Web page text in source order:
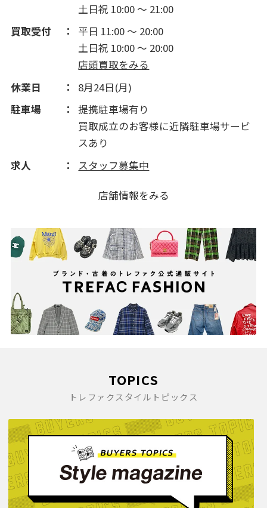
土日祝 10:00 ～ 21:00
買取受付
平日 11:00 ～ 20:00
土日祝 10:00 ～ 20:00
店頭買取をみる
休業日
8月24日(月)
駐車場
提携駐車場有り
買取成立のお客様に近隣駐車場サービ
スあり
求人
スタッフ募集中
店舗情報をみる
TOPICS
トレファクスタイルトピックス